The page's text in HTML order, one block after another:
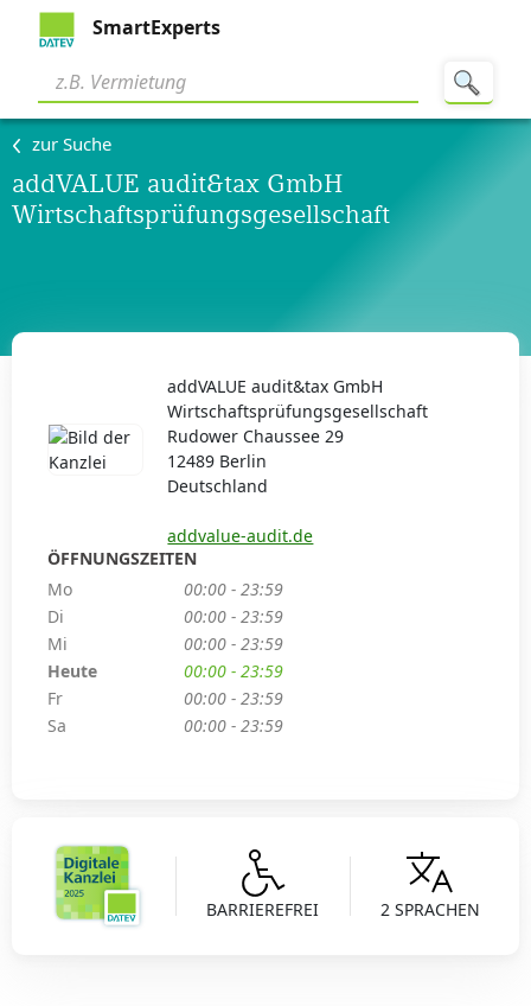
SmartExperts
zur Suche
addVALUE audit&tax GmbH
Wirtschaftsprüfungsgesellschaft
BARRIEREFREI 2 SPRACHEN
addVALUE audit&tax GmbH
Wirtschaftsprüfungsgesellschaft
Rudower Chaussee 29
12489 Berlin
Deutschland
addvalue-audit.de
ÖFFNUNGSZEITEN
Mo
00:00 - 23:59
Di
00:00 - 23:59
Mi
00:00 - 23:59
Heute
00:00 - 23:59
Fr
00:00 - 23:59
Sa
00:00 - 23:59